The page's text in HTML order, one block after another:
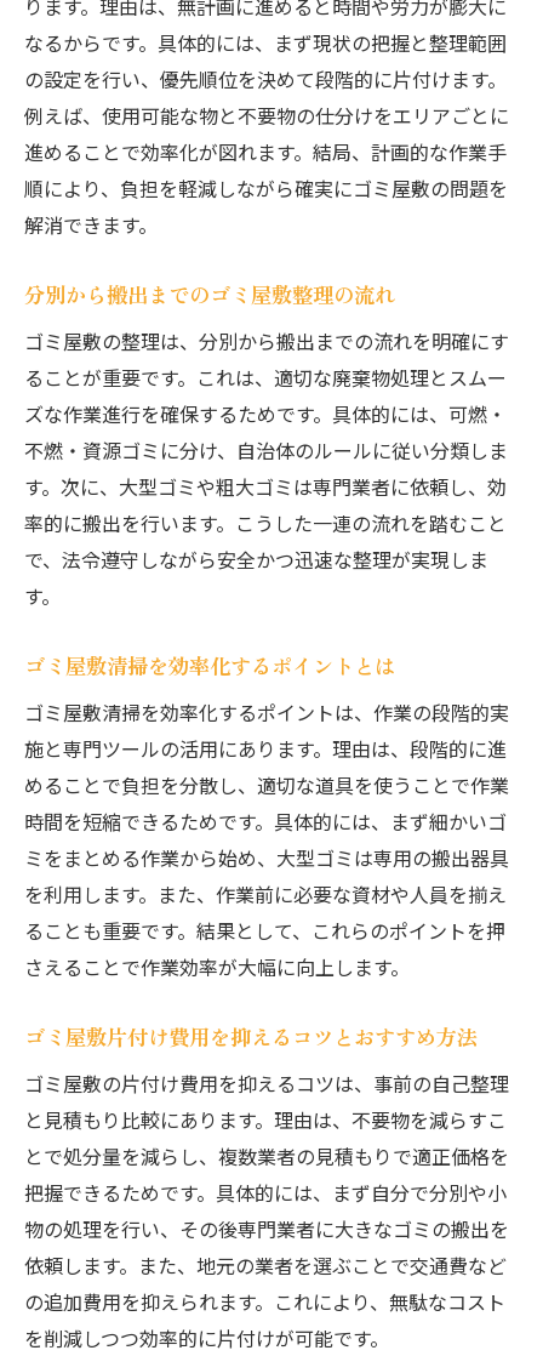
術
清潔な住まいを維持するための片付け術
ゴミ屋敷防止に役立つ日常の片付け習慣
定期的な整理でゴミ屋敷化を未然に防ぐ方
法
ハウスクリーニングを取り入れて清潔を保
住まいを快適に保つための収納アイデア
ゴミ屋敷片付け後の維持管理ポイント
再発防止のためのサポートサービス活用法
ります。理由は、無計画に進めると時間や労力が膨大に
なるからです。具体的には、まず現状の把握と整理範囲
の設定を行い、優先順位を決めて段階的に片付けます。
例えば、使用可能な物と不要物の仕分けをエリアごとに
進めることで効率化が図れます。結局、計画的な作業手
順により、負担を軽減しながら確実にゴミ屋敷の問題を
解消できます。
分別から搬出までのゴミ屋敷整理の流れ
ゴミ屋敷の整理は、分別から搬出までの流れを明確にす
ることが重要です。これは、適切な廃棄物処理とスムー
ズな作業進行を確保するためです。具体的には、可燃・
不燃・資源ゴミに分け、自治体のルールに従い分類しま
す。次に、大型ゴミや粗大ゴミは専門業者に依頼し、効
率的に搬出を行います。こうした一連の流れを踏むこと
で、法令遵守しながら安全かつ迅速な整理が実現しま
す。
ゴミ屋敷清掃を効率化するポイントとは
ゴミ屋敷清掃を効率化するポイントは、作業の段階的実
施と専門ツールの活用にあります。理由は、段階的に進
めることで負担を分散し、適切な道具を使うことで作業
時間を短縮できるためです。具体的には、まず細かいゴ
ミをまとめる作業から始め、大型ゴミは専用の搬出器具
を利用します。また、作業前に必要な資材や人員を揃え
ることも重要です。結果として、これらのポイントを押
さえることで作業効率が大幅に向上します。
ゴミ屋敷片付け費用を抑えるコツとおすすめ方法
ゴミ屋敷の片付け費用を抑えるコツは、事前の自己整理
と見積もり比較にあります。理由は、不要物を減らすこ
とで処分量を減らし、複数業者の見積もりで適正価格を
把握できるためです。具体的には、まず自分で分別や小
物の処理を行い、その後専門業者に大きなゴミの搬出を
依頼します。また、地元の業者を選ぶことで交通費など
の追加費用を抑えられます。これにより、無駄なコスト
を削減しつつ効率的に片付けが可能です。